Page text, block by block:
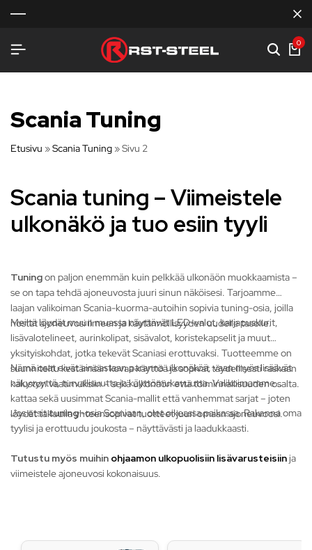
0
Scania Tuning
Etusivu »Scania Tuning »Sivu 2
Scania tuning – Viimeistele
ulkonäkö ja tuo esiin tyyli
Tuningon paljon enemmän kuin pelkkää ulkonäön muokkaamista –
se on tapa tehdä ajoneuvosta juuri sinun näköisesi. Tarjoamme
laajan valikoiman Scania-kuorma-autoihin sopivia tuning-osia, joilla
nostat ajoneuvosi ilmeen ja käytännöllisyyden uudelle tasolle.
Meiltä löydät muun muassa näyttävät LED-valot, karjapuskurit,
lisävalotelineet, aurinkolipat, sisävalot, koristekapselit ja muut
yksityiskohdat, jotka tekevät Scaniasi erottuvaksi. Tuotteemme on
suunniteltu kestämään kovaa käyttöä ja sopivat täydellisesti raskaan
kaluston vaatimuksiin – sekä ulkonäön että toiminnallisuuden osalta.
Nämä osat eivät ainoastaan paranna ulkonäköä, vaan myös lisäävät
näkyvyyttä, turvallisuutta ja käyttömukavuutta. Valikoimamme
kattaa sekä uusimmat Scania-mallit että vanhemmat sarjat – joten
löydät takuulla yhteensopivat tuotteet juuri omaan ajoneuvoosi.
Jos etsittuning-osia Scaniaan, olet oikeassa paikassa. Rakenna oma
tyylisi ja erottuudu joukosta – näyttävästi ja laadukkaasti.
Tutustu myös muihin ohjaamon ulkopuolisiin lisävarusteisiin ja
viimeistele ajoneuvosi kokonaisuus.